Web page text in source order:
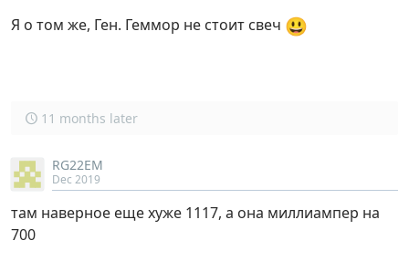
Я о том же, Ген. Геммор не стоит свеч 😃
11 months later
RG22EM
Dec 2019
там наверное еще хуже 1117, а она миллиампер на
700